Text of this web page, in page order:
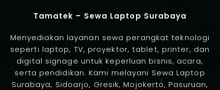
Tamatek – Sewa Laptop Surabaya
Menyediakan layanan sewa perangkat teknologi
seperti laptop, TV, proyektor, tablet, printer, dan
digital signage untuk keperluan bisnis, acara,
serta pendidikan. Kami melayani Sewa Laptop
Surabaya, Sidoarjo, Gresik, Mojokerto, Pasuruan,